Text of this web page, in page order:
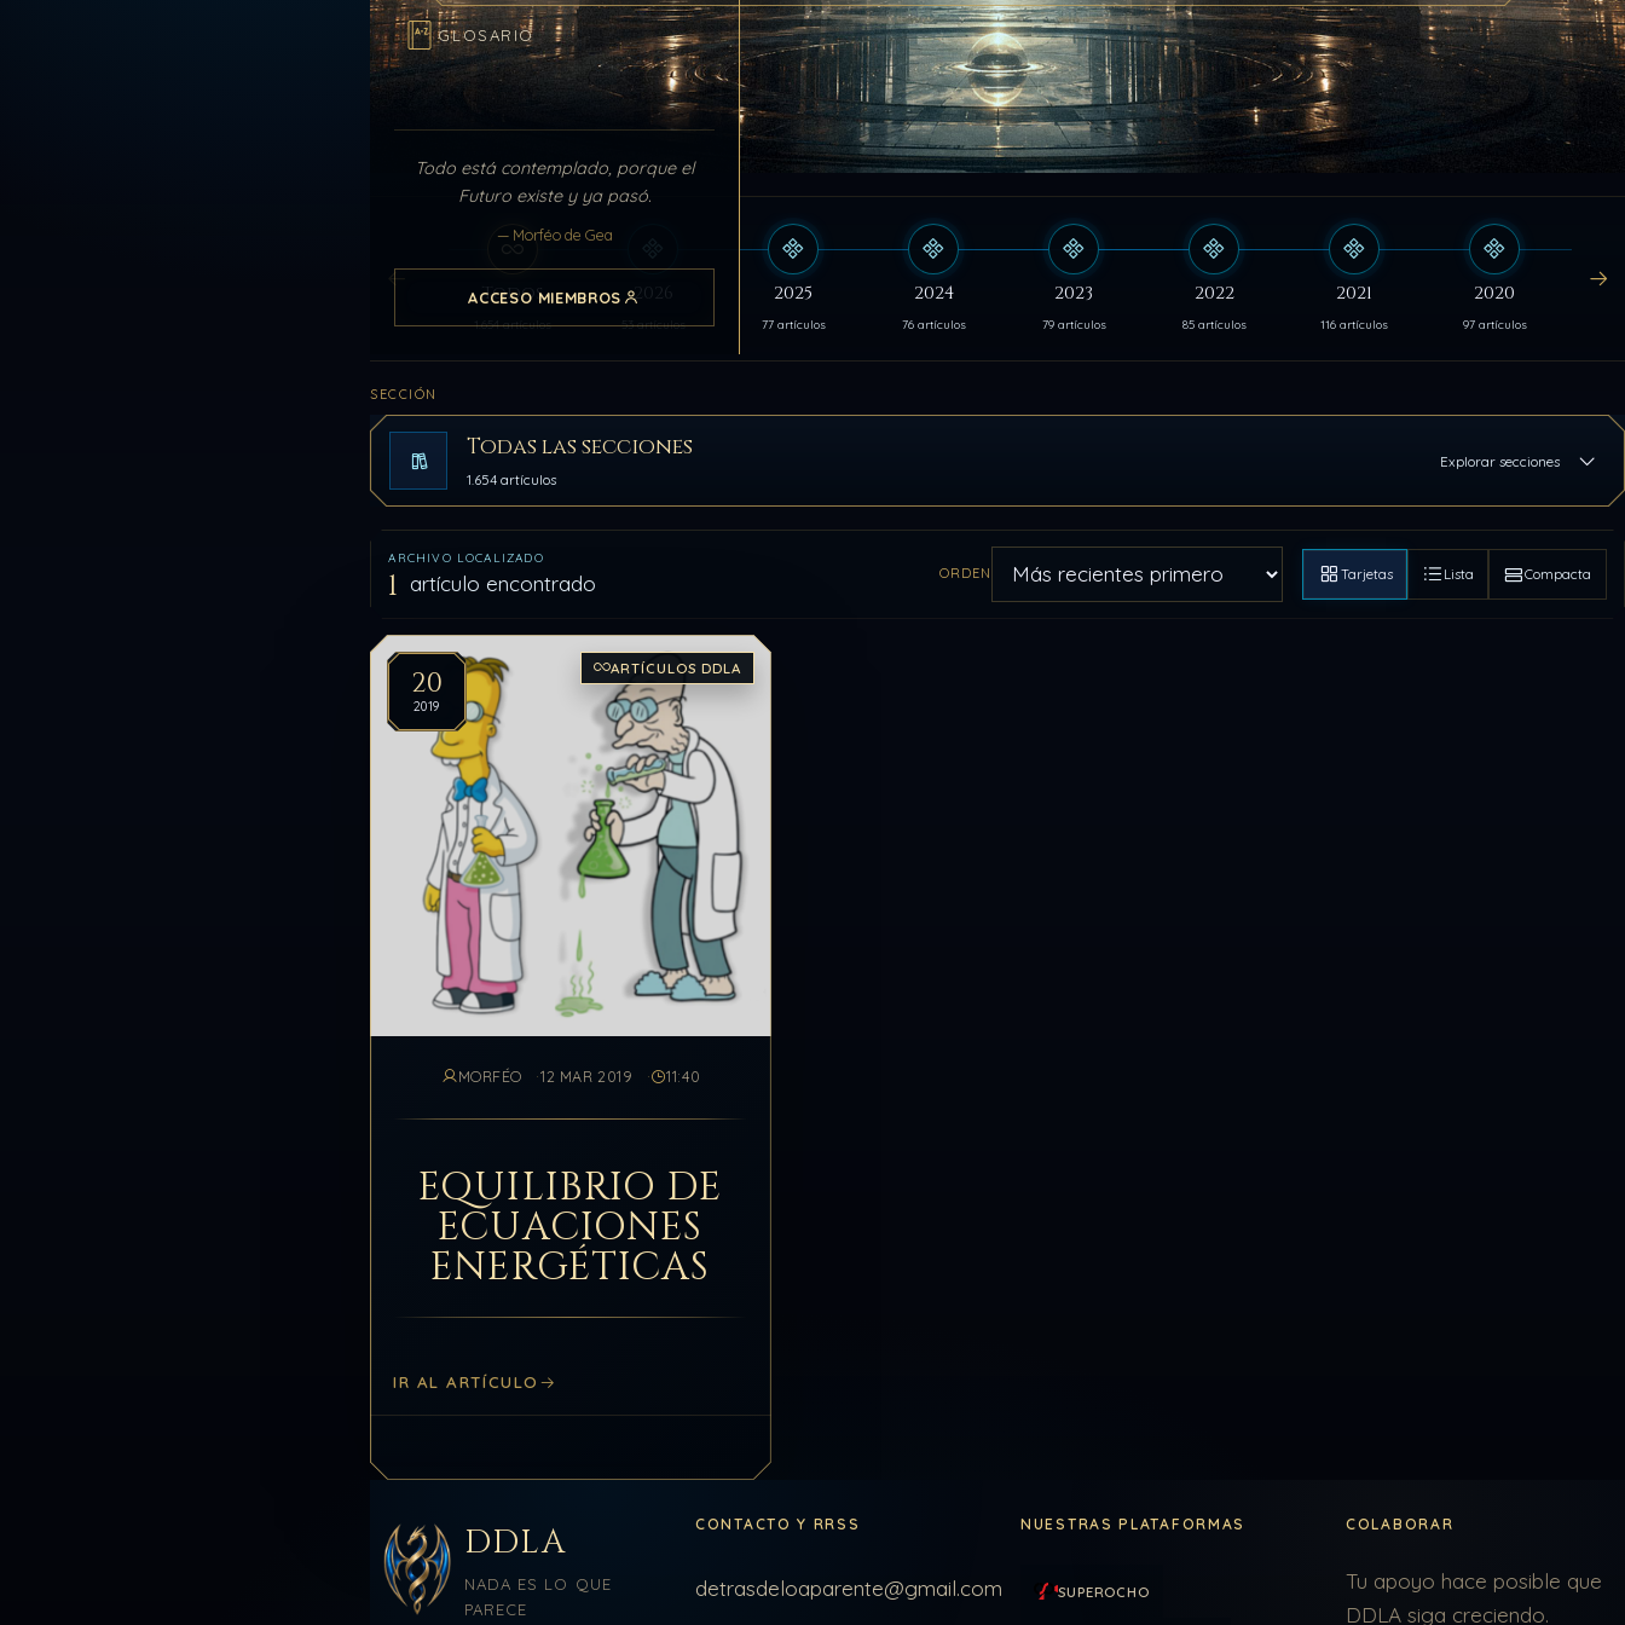
GLOSARIO
Todo está contemplado, porque el
Futuro existe y ya pasó.
— Morféo de Gea
ACCESO MIEMBROS
Todos
1.654 artículos
2026
53 artículos
2025
77 artículos
2024
76 artículos
2023
79 artículos
2022
85 artículos
2021
116 artículos
2020
97 artículos
SECCIÓN
Todas las secciones
1.654 artículos
Explorar secciones
ARCHIVO LOCALIZADO
1 artículo encontrado ORDEN
Aplicar orden
Tarjetas Lista Compacta
Artículos del archivo
20
2019
ARTÍCULOS DDLA
MORFÉO 12 MAR 2019 11:40
EQUILIBRIO DE
ECUACIONES
ENERGÉTICAS
IR AL ARTÍCULO
DDLA
NADA ES LO QUE
PARECE
CONTACTO Y RRSS
detrasdeloaparente@gmail.com
NUESTRAS PLATAFORMAS
SUPEROCHO
COLABORAR
Tu apoyo hace posible que
DDLA siga creciendo.